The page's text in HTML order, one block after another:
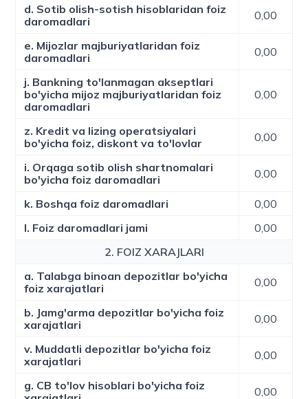
d. Sotib olish-sotish hisoblaridan foiz
daromadlari
0,00
e. Mijozlar majburiyatlaridan foiz
daromadlari
0,00
j. Bankning to'lanmagan akseptlari
bo'yicha mijoz majburiyatlaridan foiz
daromadlari
0,00
z. Kredit va lizing operatsiyalari
bo'yicha foiz, diskont va to'lovlar
0,00
i. Orqaga sotib olish shartnomalari
bo'yicha foiz daromadlari
0,00
k. Boshqa foiz daromadlari
0,00
l. Foiz daromadlari jami
0,00
2. FOIZ XARAJLARI
a. Talabga binoan depozitlar bo'yicha
foiz xarajatlari
0,00
b. Jamg'arma depozitlar bo'yicha foiz
xarajatlari
0,00
v. Muddatli depozitlar bo'yicha foiz
xarajatlari
0,00
g. CB to'lov hisoblari bo'yicha foiz
0,00